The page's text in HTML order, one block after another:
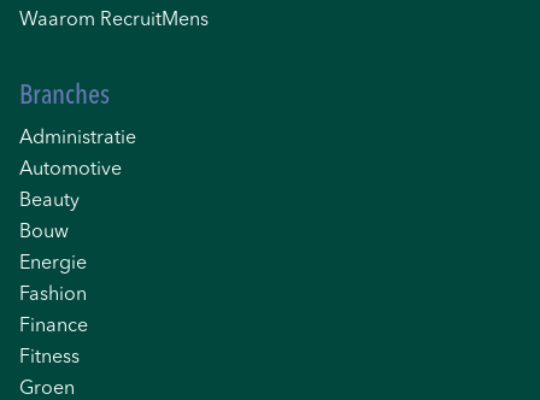
Waarom RecruitMens
Branches
Administratie
Automotive
Beauty
Bouw
Energie
Fashion
Finance
Fitness
Groen